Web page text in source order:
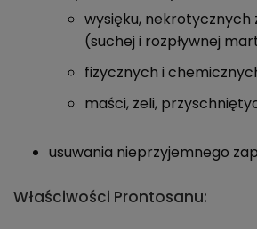
wysięku, nekrotycznych
(suchej i rozpływnej
fizycznych i
maści, żeli,
usuwania nieprzyjemnego
Właściwości Prontosanu: